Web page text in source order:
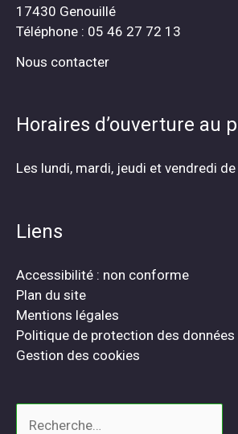
17430 Genouillé
Téléphone : 05 46 27 72 13
Nous contacter
Horaires d’ouverture au
Les lundi, mardi, jeudi et vendredi
Liens
Accessibilité : non conforme
Plan du site
Mentions légales
Politique de protection des données
Gestion des cookies